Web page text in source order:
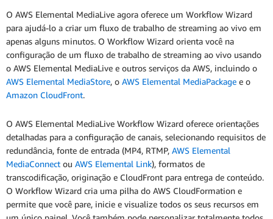
O AWS Elemental MediaLive agora oferece um Workflow Wizard
para ajudá-lo a criar um fluxo de trabalho de streaming ao vivo em
apenas alguns minutos. O Workflow Wizard orienta você na
configuração de um fluxo de trabalho de streaming ao vivo usando
o AWS Elemental MediaLive e outros serviços da AWS, incluindo o
AWS Elemental MediaStore, o AWS Elemental MediaPackage e o
Amazon CloudFront.
O AWS Elemental MediaLive Workflow Wizard oferece orientações
detalhadas para a configuração de canais, selecionando requisitos de
redundância, fonte de entrada (MP4, RTMP, AWS Elemental
MediaConnect ou AWS Elemental Link), formatos de
transcodificação, originação e CloudFront para entrega de conteúdo.
O Workflow Wizard cria uma pilha do AWS CloudFormation e
permite que você pare, inicie e visualize todos os seus recursos em